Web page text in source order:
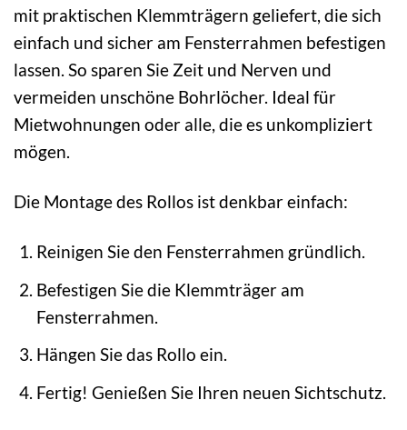
mit praktischen Klemmträgern geliefert, die sich
einfach und sicher am Fensterrahmen befestigen
lassen. So sparen Sie Zeit und Nerven und
vermeiden unschöne Bohrlöcher. Ideal für
Mietwohnungen oder alle, die es unkompliziert
mögen.
Die Montage des Rollos ist denkbar einfach:
Reinigen Sie den Fensterrahmen gründlich.
Befestigen Sie die Klemmträger am
Fensterrahmen.
Hängen Sie das Rollo ein.
Fertig! Genießen Sie Ihren neuen Sichtschutz.